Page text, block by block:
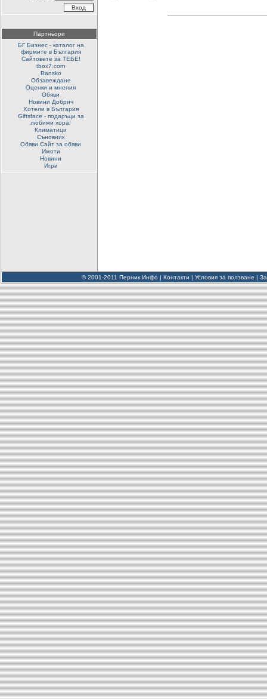
Партньори
БГ Бизнес - каталог на
фирмите в България
Сайтовете за ТЕБЕ!
tbox7.com
Bansko
Обзавеждане
Оценки и мнения
Обяви
Новини Добрич
Хотели в България
Giftsface - подаръци за
любими хора!
Климатици
Съновник
Обяви.Сайт за обяви
Имоти
Новини
Игри
© 2001-2011 Перник Инфо | Контакти | Условия за ползване |